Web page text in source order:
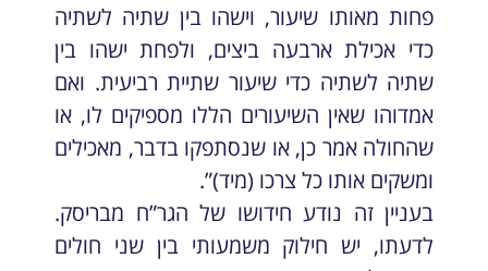
פחות מאותו שיעור, וישהו בין שתיה לשתיה
כדי אכילת ארבעה ביצים, ולפחת ישהו בין
שתיה לשתיה כדי שיעור שתיית רביעית. ואם
אמדוהו שאין השיעורים הללו מספיקים לו, או
שהחולה אמר כן, או שנסתפקו בדבר, מאכילים
ומשקים אותו כל צרכו (מיד)”.
בעניין זה נודע חידושו של הגר”ח מבריסק.
לדעתו, יש חילוק משמעותי בין שני חולים